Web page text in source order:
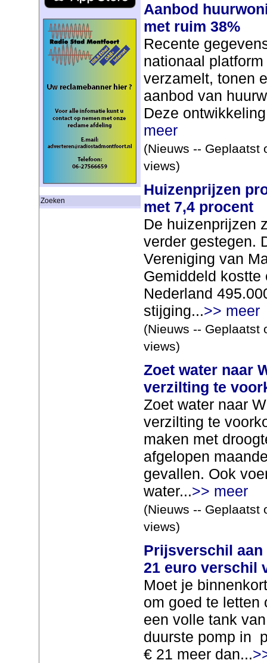
Zoeken
Aanbod
met ruim 38%
Recente
nationaal
verzamelt, tonen
aanbod van
Deze
meer
(Nieuws -- Geplaatst
views)
Huizenprijzen
met 7,4 procent
De huizenprijzen
verder gestegen.
Vereniging van
Gemiddeld kostte
Nederland
stijging...>> meer
(Nieuws -- Geplaatst
views)
Zoet water naar
verzilting te
Zoet water naar
verzilting te
maken met
afgelopen
gevallen. Ook
water...>> meer
(Nieuws -- Geplaatst
views)
Prijsverschil
21 euro verschil
Moet je
om goed te letten
een volle tank
duurste pomp in
€ 21 meer dan...